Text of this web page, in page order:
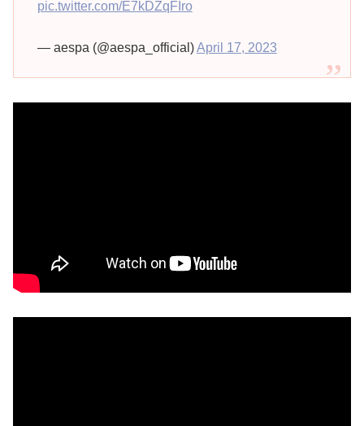
pic.twitter.com/E7kDZqFIro
— aespa (@aespa_official)April 17, 2023